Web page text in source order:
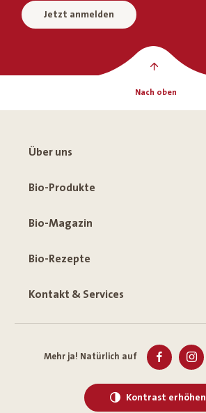
Jetzt anmelden
Nach oben
Über uns
Bio-Produkte
Bio-Magazin
Bio-Rezepte
Kontakt & Services
Mehr ja! Natürlich auf
Kontrast erhöhen